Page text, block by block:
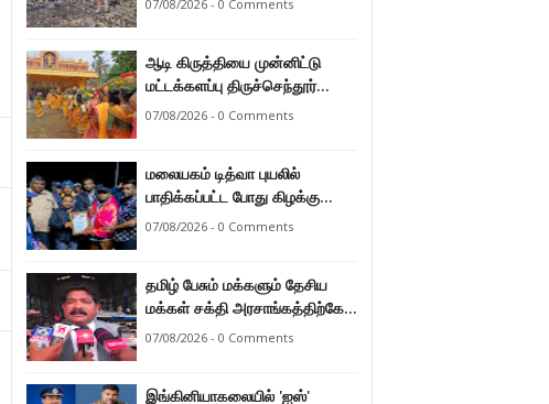
07/08/2026 - 0 Comments
ஆடி கிருத்தியை முன்னிட்டு
மட்டக்களப்பு திருச்செந்தூர்
முருகன் ஆலயத்தில் இடம்பெற்ற
07/08/2026 - 0 Comments
மலையகம் டித்வா புயலில்
பாதிக்கப்பட்ட போது கிழக்கு
மாகாண மக்கள் நீட்டிய
நுவரெலியா மாநகர சபை பிரதி
முதல்வர் எஸ். யோகராஜா
07/08/2026 - 0 Comments
தமிழ் பேசும் மக்களும் தேசிய
மக்கள் சக்தி அரசாங்கத்திற்கே
ஆணையளித்துள்ளனர் –
07/08/2026 - 0 Comments
இங்கினியாகலையில் 'ஐஸ்'